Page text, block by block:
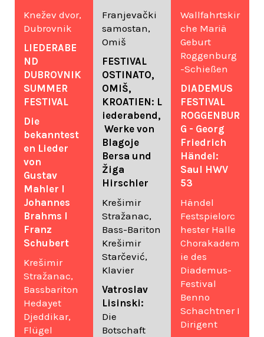
Knežev dvor,
Dubrovnik
LIEDERABE
ND
DUBROVNIK
SUMMER
FESTIVAL
Die
bekanntest
en Lieder
von
Gustav
Mahler I
Johannes
Brahms I
Franz
Schubert
Krešimir
Stražanac,
Bassbariton
Hedayet
Djeddikar,
Flügel
Franjevački
samostan,
Omiš
FESTIVAL
OSTINATO,
OMIŠ,
KROATIEN: L
iederabend,
Werke von
Blagoje
Bersa und
Žiga
Hirschler
Krešimir
Stražanac,
Bass-Bariton
Krešimir
Starčević,
Klavier
Vatroslav
Lisinski:
Die
Botschaft
Wallfahrtskir
che Mariä
Geburt
Roggenburg
-Schießen
DIADEMUS
FESTIVAL
ROGGENBUR
G - Georg
Friedrich
Händel:
Saul HWV
53
Händel
Festspielorc
hester Halle
Chorakadem
ie des
Diademus-
Festival
Benno
Schachtner I
Dirigent